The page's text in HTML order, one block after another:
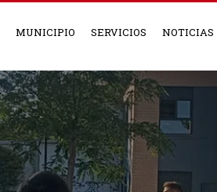
MUNICIPIO SERVICIOS NOTICIAS